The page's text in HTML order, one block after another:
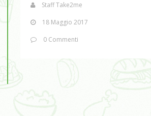
Staff Take2me
18 Maggio 2017
0 Commenti